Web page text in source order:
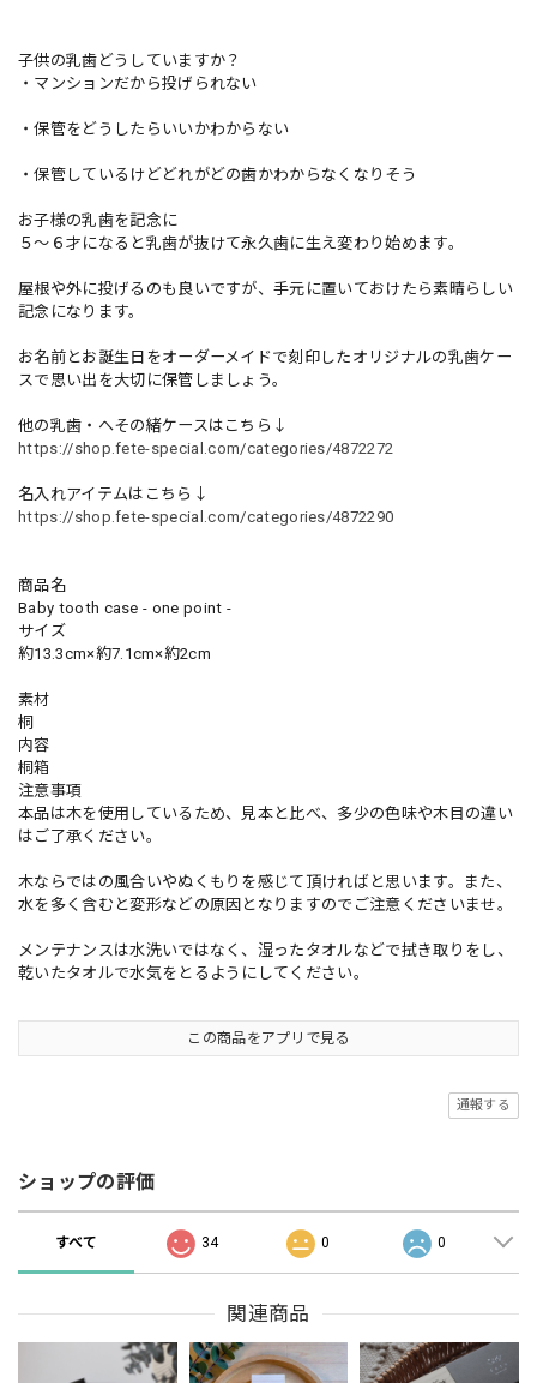
子供の乳歯どうしていますか？
・マンションだから投げられない
・保管をどうしたらいいかわからない
・保管しているけどどれがどの歯かわからなくなりそう
お子様の乳歯を記念に
５〜６才になると乳歯が抜けて永久歯に生え変わり始めます。
屋根や外に投げるのも良いですが、手元に置いておけたら素晴らしい
記念になります。
お名前とお誕生日をオーダーメイドで刻印したオリジナルの乳歯ケー
スで思い出を大切に保管しましょう。
他の乳歯・へその緒ケースはこちら↓
https://shop.fete-special.com/categories/4872272
名入れアイテムはこちら↓
https://shop.fete-special.com/categories/4872290
商品名
Baby tooth case - one point -
サイズ
約13.3cm×約7.1cm×約2cm
素材
桐
内容
桐箱
注意事項
本品は木を使用しているため、見本と比べ、多少の色味や木目の違い
はご了承ください。
木ならではの風合いやぬくもりを感じて頂ければと思います。また、
水を多く含むと変形などの原因となりますのでご注意くださいませ。
メンテナンスは水洗いではなく、湿ったタオルなどで拭き取りをし、
乾いたタオルで水気をとるようにしてください。
この商品をアプリで見る
通報する
ショップの評価
すべて 34 0 0
関連商品